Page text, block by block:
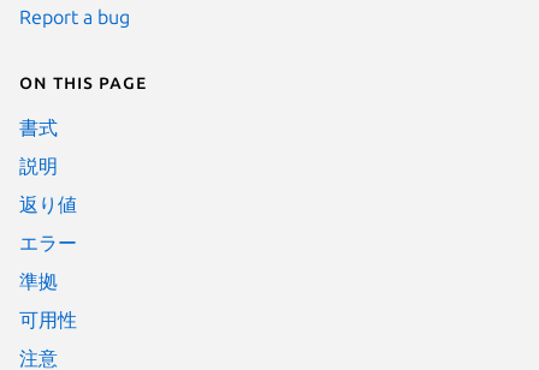
Report a bug
On this page
書式
説明
返り値
エラー
準拠
可用性
注意